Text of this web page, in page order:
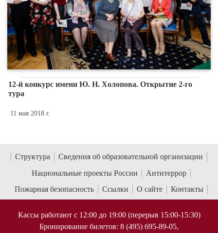
12-й конкурс имени Ю. Н. Холопова. Открытие 2-го
тура
11 мая 2018 г.
Структура
Сведения об образовательной организации
Национальные проекты России
Антитеррор
Пожарная безопасность
Ссылки О сайте Контакты
Кассы работают с 12:00 до 19:00 (перерыв 15:00-15:30)
Бронирование билетов: 8 (495) 695-89-05,